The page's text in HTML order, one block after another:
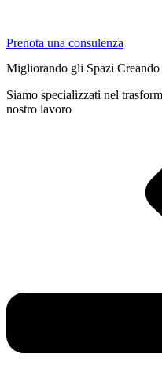
Prenota una consulenza
Migliorando gli Spazi Creando
Siamo specializzati nel
nostro lavoro